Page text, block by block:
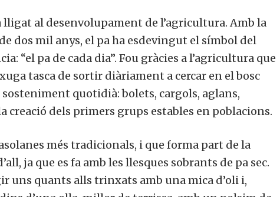
lligat al desenvolupament de l’agricultura. Amb la
dos mil anys, el pa ha esdevingut el símbol del
“el pa de cada dia”. Fou gràcies a l’agricultura que
tasca de sortir diàriament a cercar en el bosc
quotidià: bolets, cargols, aglans,
creació dels primers grups estables en poblacions.
més tradicionals, i que forma part de la
ja que es fa amb les llesques sobrants de pa sec.
uns quants alls trinxats amb una mica d’oli i,